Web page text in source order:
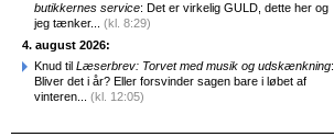
butikkernes service: Det er virkelig GULD, dette her og
jeg tænker... (kl. 8:29)
4. august 2026:
Knud til Læserbrev: Torvet med musik og udskænkning:
Bliver det i år? Eller forsvinder sagen bare i løbet af
vinteren... (kl. 12:05)